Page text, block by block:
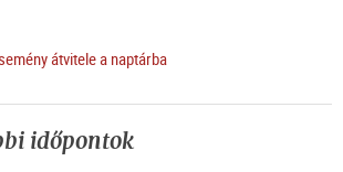
egy holisztikus és univerzális békét képviselt, és
kultúrája, valamint a templomi zene és a
átvitele a naptárba
időpontok